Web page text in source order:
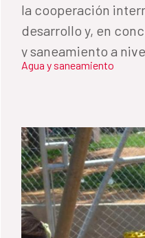
la cooperación
desarrollo y, en
y saneamiento a
especialmente en
Agua y saneamiento